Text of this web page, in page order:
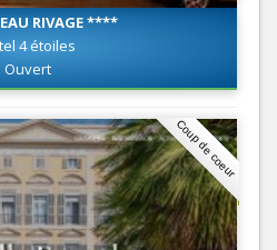
RIVAGE ****
4 étoiles
Ouvert
Coup de coeur